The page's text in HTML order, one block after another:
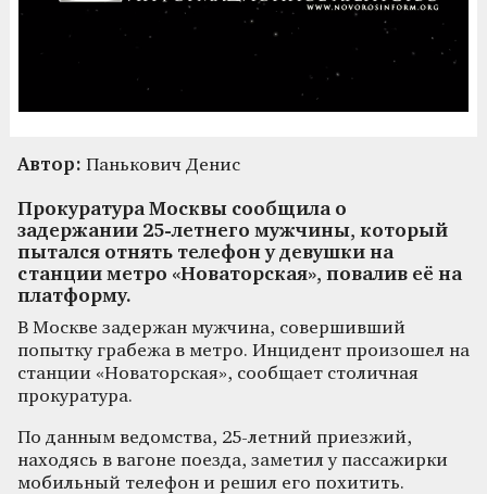
Автор: Панькович Денис
Прокуратура Москвы сообщила о
задержании 25-летнего мужчины, который
пытался отнять телефон у девушки на
станции метро «Новаторская», повалив её на
платформу.
В Москве задержан мужчина, совершивший
попытку грабежа в метро. Инцидент произошел на
станции «Новаторская», сообщает столичная
прокуратура.
По данным ведомства, 25-летний приезжий,
находясь в вагоне поезда, заметил у пассажирки
мобильный телефон и решил его похитить.